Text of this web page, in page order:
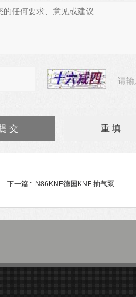
请输
下一篇 : N86KNE德国KNF 抽气泵